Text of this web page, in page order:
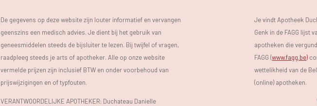
De gegevens op deze website zijn louter informatief en vervangen
geenszins een medisch advies. Je dient bij het gebruik van
geneesmiddelen steeds de bijsluiter te lezen. Bij twijfel of vragen,
raadpleeg steeds je arts of apotheker. Alle op onze website
vermelde prijzen zijn inclusief BTW en onder voorbehoud van
prijswijzigingen en of typfouten.
VERANTWOORDELIJKE APOTHEKER: Duchateau Danielle
Je vindt Apotheek
Genk in de FAGG lijst
apotheken die
FAGG (www.fagg.be)
wettelikheid van de
(online) apotheken.